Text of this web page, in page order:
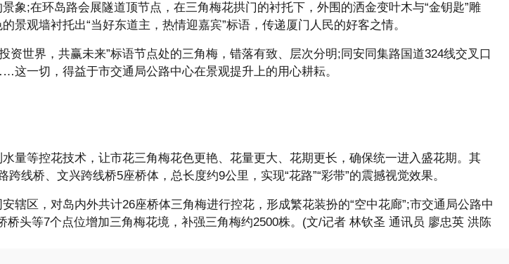
;在环岛路会展隧道顶节点，在三角梅花拱门的衬托下，外围的洒金变叶木与“金钥匙”雕
观墙衬托出“当好东道主，热情迎嘉宾”标语，传递厦门人民的好客之情。
世界，共赢未来”标语节点处的三角梅，错落有致、层次分明;同安同集路国道324线交叉口
一切，得益于市交通局公路中心在景观提升上的用心耕耘。
量等控花技术，让市花三角梅花色更艳、花量更大、花期更长，确保统一进入盛花期。其
线桥、文兴跨线桥5座桥体，总长度约9公里，实现“花路”“彩带”的震撼视觉效果。
区，对岛内外共计26座桥体三角梅进行控花，形成繁花装扮的“空中花廊”;市交通局公路中
头等7个点位增加三角梅花境，补强三角梅约2500株。(文/记者 林钦圣 通讯员 廖忠英 洪陈